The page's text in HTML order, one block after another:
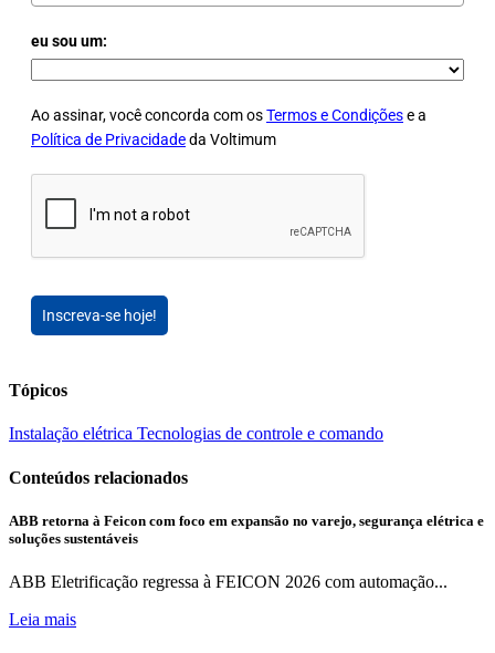
eu sou um:
Ao assinar, você concorda com osTermos e Condiçõese a
Política de Privacidadeda Voltimum
Inscreva-se hoje!
Tópicos
Instalação elétrica Tecnologias de controle e comando
Conteúdos relacionados
ABB retorna à Feicon com foco em expansão no varejo, segurança elétrica e
soluções sustentáveis
ABB Eletrificação regressa à FEICON 2026 com automação...
Leia mais